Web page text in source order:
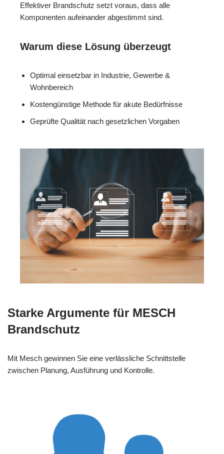
Effektiver Brandschutz setzt voraus, dass alle
Komponenten aufeinander abgestimmt sind.
Warum diese Lösung überzeugt
Optimal einsetzbar in Industrie, Gewerbe &
Wohnbereich
Kostengünstige Methode für akute Bedürfnisse
Geprüfte Qualität nach gesetzlichen Vorgaben
Starke Argumente für MESCH
Brandschutz
Mit Mesch gewinnen Sie eine verlässliche Schnittstelle
zwischen Planung, Ausführung und Kontrolle.